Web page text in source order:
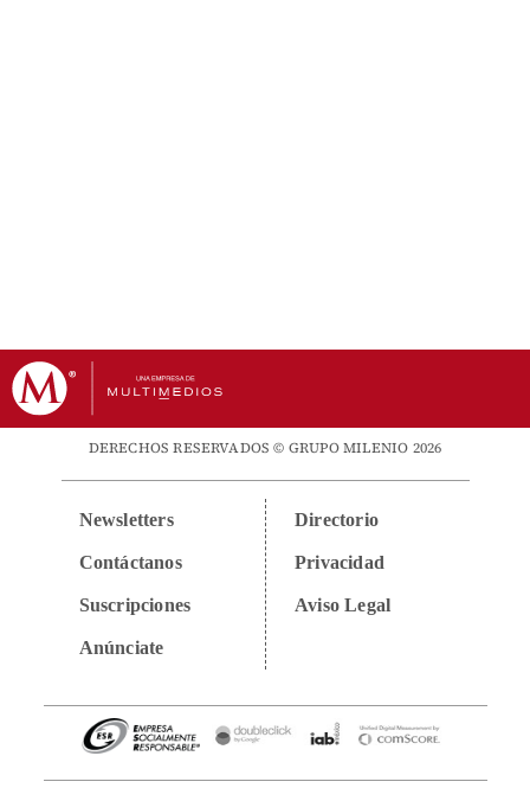
DERECHOS RESERVADOS © GRUPO MILENIO 2026
Newsletters
Contáctanos
Suscripciones
Anúnciate
Directorio
Privacidad
Aviso Legal